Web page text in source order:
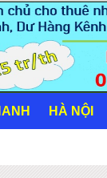
HÀ NỘI